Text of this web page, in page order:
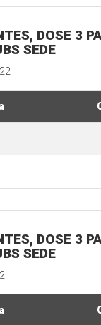
DOSE 3
SEDE
DOSE 3
SEDE